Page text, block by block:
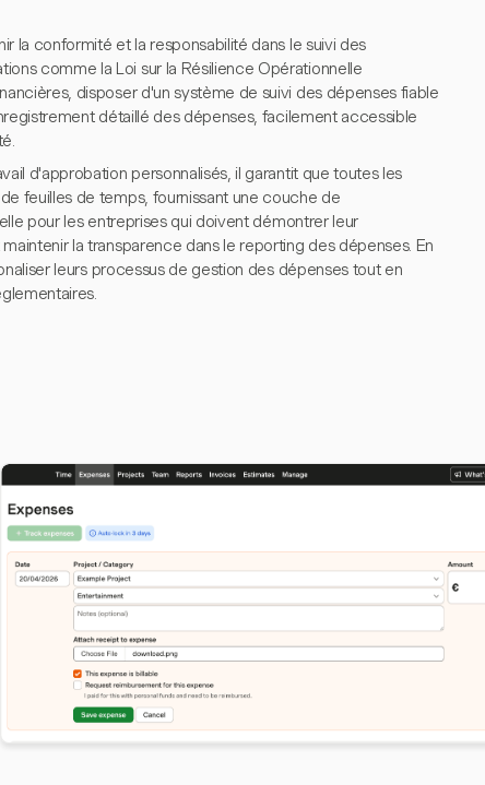
la conformité et la responsabilité dans le suivi des
comme la Loi sur la Résilience Opérationnelle
disposer d'un système de suivi des dépenses fiable
détaillé des dépenses, facilement accessible
d'approbation personnalisés, il garantit que toutes les
feuilles de temps, fournissant une couche de
pour les entreprises qui doivent démontrer leur
la transparence dans le reporting des dépenses. En
leurs processus de gestion des dépenses tout en